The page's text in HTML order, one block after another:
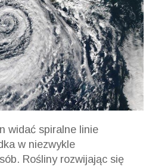
widać spiralne linie
w niezwykle
Rośliny rozwijając się